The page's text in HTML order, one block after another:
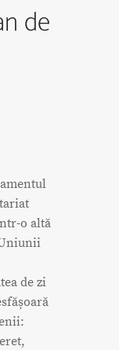
de
o altă
de zi